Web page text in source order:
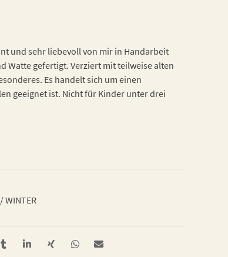
und sehr liebevoll von mir in Handarbeit
Watte gefertigt. Verziert mit teilweise alten
Es handelt sich um einen
geeignet ist. Nicht für Kinder unter drei
WINTER